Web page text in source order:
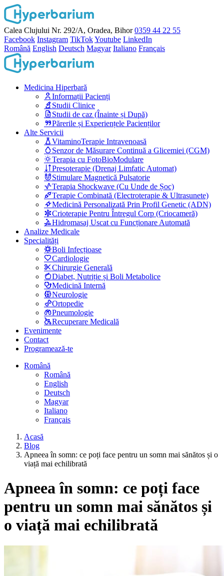
Calea Clujului Nr. 292/A, Oradea, Bihor 0359 44 22 55
Facebook Instagram TikTokYoutube LinkedIn
Română English Deutsch Magyar Italiano Français
Medicina Hiperbară
Informații Pacienți
Studii Clinice
Studii de caz (Înainte și După)
Părerile și Experiențele Pacienților
Alte Servicii
VitaminoTerapie Intravenoasă
Senzor de Măsurare Continuă a Glicemiei (CGM)
Terapia cu FotoBioModulare
Presoterapie (Drenaj Limfatic Automat)
Stimulare Magnetică Pulsatorie
Terapia Shockwave (Cu Unde de Șoc)
Terapie Combinată (Electroterapie & Ultrasunete)
Medicină Personalizată Prin Profil Genetic (ADN)
Crioterapie Pentru Întregul Corp (Criocameră)
Hidromasaj Uscat cu Funcționare Automată
Analize Medicale
Specialități
Boli Infecțioase
Cardiologie
Chirurgie Generală
Diabet, Nutriție și Boli Metabolice
Medicină Internă
Neurologie
Ortopedie
Pneumologie
Recuperare Medicală
Evenimente
Contact
Programează-te
Română
Română
English
Deutsch
Magyar
Italiano
Français
Acasă
Blog
Apneea în somn: ce poți face pentru un somn mai sănătos și o
viață mai echilibrată
Apneea în somn: ce poți face
pentru un somn mai sănătos și
o viață mai echilibrată